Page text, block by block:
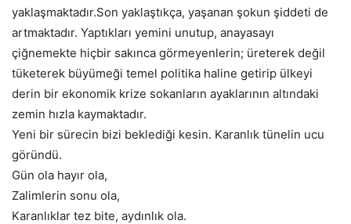
yaklaşmaktadır.Son yaklaştıkça, yaşanan şokun şiddeti de
artmaktadır. Yaptıkları yemini unutup, anayasayı
çiğnemekte hiçbir sakınca görmeyenlerin; üreterek değil
tüketerek büyümeği temel politika haline getirip ülkeyi
derin bir ekonomik krize sokanların ayaklarının altındaki
zemin hızla kaymaktadır.
Yeni bir sürecin bizi beklediği kesin. Karanlık tünelin ucu
göründü.
Gün ola hayır ola,
Zalimlerin sonu ola,
Karanlıklar tez bite, aydınlık ola.